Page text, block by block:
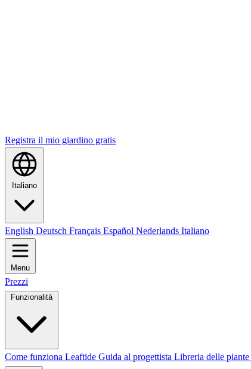
Registra il mio giardino gratis
Italiano
English Deutsch Français Español Nederlands Italiano
Menu
Prezzi
Funzionalità
Come funziona Leaftide Guida al progettista Libreria delle piante